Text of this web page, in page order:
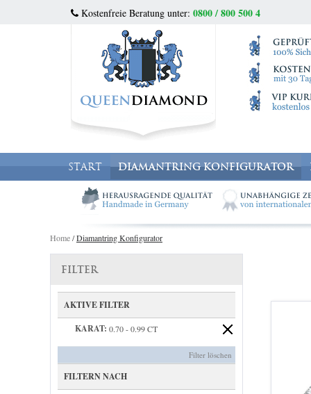
Kostenfreie Beratung unter: 0800 / 800 500 4
START DIAMANTRING KONFIGURATOR
Home/Diamantring Konfigurator
FILTER
AKTIVE FILTER
KARAT: 0.70 - 0.99 CT
Filter löschen
FILTERN NACH